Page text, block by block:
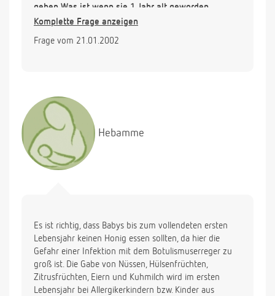
geben.Was ist,wenn sie 1 Jahr alt geworden
sind.Muß ich Dinge meiden oder darf sie jetzt alles
Sorten oder alles? Darf sie Kuhmilch,wenn ja,
Vielen Dank im Voraus für Ihre Hilfe.
Komplette Frage anzeigen
Frage vom 21.01.2002
Hebamme
Es ist richtig, dass Babys bis zum vollendeten ersten
Lebensjahr keinen Honig essen sollten, da hier die
Gefahr einer Infektion mit dem Botulismuserreger zu
groß ist. Die Gabe von Nüssen, Hülsenfrüchten,
Zitrusfrüchten, Eiern und Kuhmilch wird im ersten
Lebensjahr bei Allergikerkindern bzw. Kinder aus